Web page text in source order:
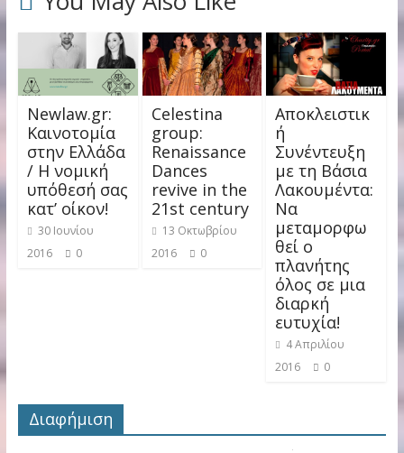
Newlaw.gr:
Καινοτομία
στην Ελλάδα
/ Η νομική
υπόθεσή σας
κατ’ οίκον!
30 Ιουνίου
2016
0
Celestina
group:
Renaissance
Dances
revive in the
21st century
13 Οκτωβρίου
2016
0
Αποκλειστικ
ή
Συνέντευξη
με τη Βάσια
Λακουμέντα:
Να
μεταμορφω
θεί ο
πλανήτης
όλος σε μια
διαρκή
ευτυχία!
4 Απριλίου
2016
0
Διαφήμιση